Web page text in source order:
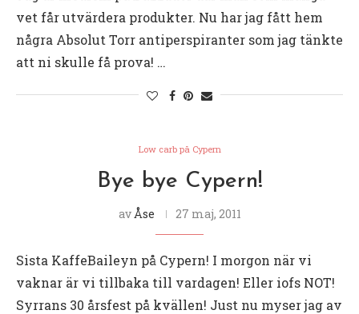
vet får utvärdera produkter. Nu har jag fått hem
några Absolut Torr antiperspiranter som jag tänkte
att ni skulle få prova! …
Low carb på Cypern
Bye bye Cypern!
av Åse 27 maj, 2011
Sista KaffeBaileyn på Cypern! I morgon när vi
vaknar är vi tillbaka till vardagen! Eller iofs NOT!
Syrrans 30 årsfest på kvällen! Just nu myser jag av